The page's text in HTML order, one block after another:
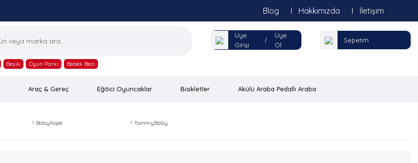
Blog Hakkımızda İletişim
Beşik Oyun Parkı Bebek Bezi
Üye
Girişi
|
Üye
Ol
Sepetim
Araç & Gereç Eğitici Oyuncaklar Bisikletler Akülü Araba Pedallı Araba
Babyhope TommyBaby